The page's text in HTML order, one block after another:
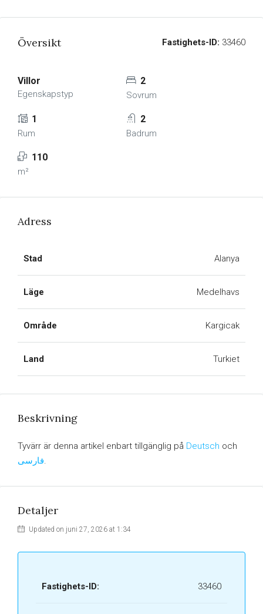
Översikt Fastighets-ID: 33460
Villor
Egenskapstyp
2
Sovrum
1
Rum
2
Badrum
110
m²
Adress
Stad Alanya
Läge Medelhavs
Område Kargicak
Land Turkiet
Beskrivning
Tyvärr är denna artikel enbart tillgänglig på Deutsch och
فارسی.
Detaljer
Updated on juni 27, 2026 at 1:34
Fastighets-ID: 33460